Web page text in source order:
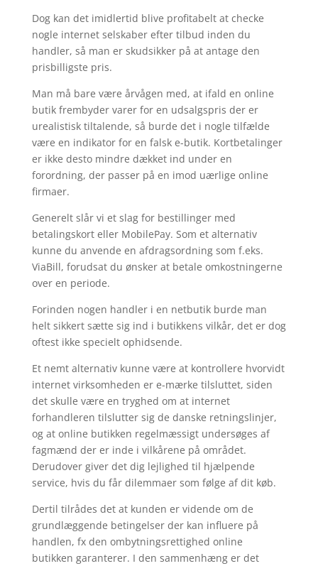
Dog kan det imidlertid blive profitabelt at checke
nogle internet selskaber efter tilbud inden du
handler, så man er skudsikker på at antage den
prisbilligste pris.
Man må bare være årvågen med, at ifald en online
butik frembyder varer for en udsalgspris der er
urealistisk tiltalende, så burde det i nogle tilfælde
være en indikator for en falsk e-butik. Kortbetalinger
er ikke desto mindre dækket ind under en
forordning, der passer på en imod uærlige online
firmaer.
Generelt slår vi et slag for bestillinger med
betalingskort eller MobilePay. Som et alternativ
kunne du anvende en afdragsordning som f.eks.
ViaBill, forudsat du ønsker at betale omkostningerne
over en periode.
Forinden nogen handler i en netbutik burde man
helt sikkert sætte sig ind i butikkens vilkår, det er dog
oftest ikke specielt ophidsende.
Et nemt alternativ kunne være at kontrollere hvorvidt
internet virksomheden er e-mærke tilsluttet, siden
det skulle være en tryghed om at internet
forhandleren tilslutter sig de danske retningslinjer,
og at online butikken regelmæssigt undersøges af
fagmænd der er inde i vilkårene på området.
Derudover giver det dig lejlighed til hjælpende
service, hvis du får dilemmaer som følge af dit køb.
Dertil tilrådes det at kunden er vidende om de
grundlæggende betingelser der kan influere på
handlen, fx den ombytningsrettighed online
butikken garanterer. I den sammenhæng er det